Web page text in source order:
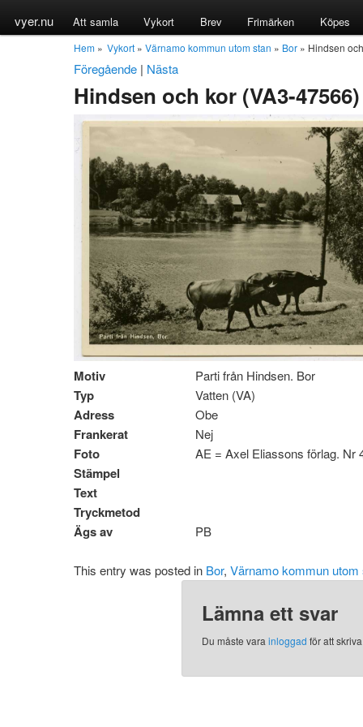
vyer.nu Att samla Vykort Brev Frimärken Köpes
Hem » Vykort » Värnamo kommun utom stan » Bor » Hindsen
Föregående | Nästa
Hindsen och kor (VA3-47566)
Motiv Parti från Hindsen. Bor
Typ Vatten (VA)
Adress Obe
Frankerat Nej
Foto AE = Axel Eliassons förlag. Nr
Stämpel
Text
Tryckmetod
Ägs av
PB
This entry was posted in Bor, Värnamo kommun utom
Lämna ett svar
Du måste varainloggad för att